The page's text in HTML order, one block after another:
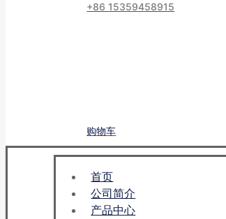
+86 15359458915
购物车
首页
公司简介
产品中心